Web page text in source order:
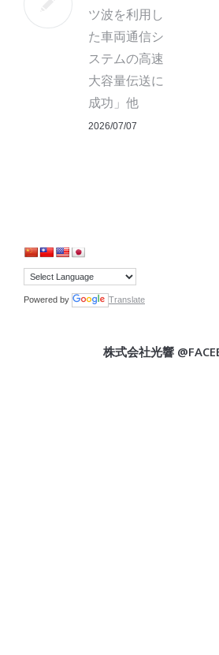
ツ波を利用し
た車両通信シ
ステムの高速
大容量伝送に
成功」他
2026/07/07
Powered by Translate
株式会社光響